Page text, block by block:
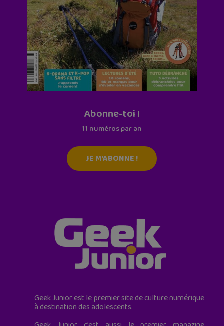
Abonne-toi !
11 numéros par an
JE M'ABONNE !
Geek Junior est le premier site de culture numérique
à destination des adolescents.